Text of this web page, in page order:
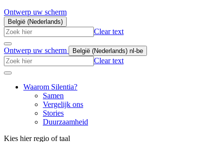
Ontwerp uw scherm
België (Nederlands)
Search
here
Clear text
Ontwerp uw scherm België (Nederlands) nl-be
Search
here
Clear text
Waarom Silentia?
Samen
Vergelijk ons
Stories
Duurzaamheid
Kies hier regio of taal